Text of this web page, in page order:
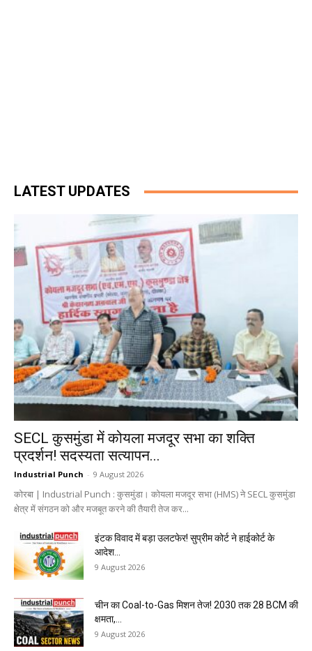
LATEST UPDATES
SECL कुसमुंडा में कोयला मजदूर सभा का शक्ति
प्रदर्शन! सदस्यता सत्यापन...
Industrial Punch - 9 August 2026
कोरबा | Industrial Punch : कुसमुंडा। कोयला मजदूर सभा (HMS) ने SECL कुसमुंडा
क्षेत्र में संगठन को और मजबूत करने की तैयारी तेज कर...
इंटक विवाद में बड़ा उलटफेर! सुप्रीम कोर्ट ने हाईकोर्ट के
आदेश...
9 August 2026
चीन का Coal-to-Gas मिशन तेज! 2030 तक 28 BCM की
क्षमता,...
9 August 2026